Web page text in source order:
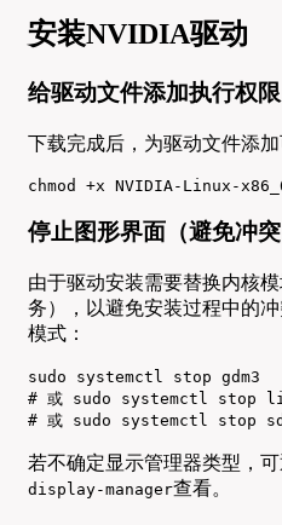
安装NVIDIA驱动
给驱动文件添加执行权限
下载完成后，为驱动文件添加
chmod +x NVIDIA-Linux-
停止图形界面（避免冲突
由于驱动安装需要替换内核
务），以避免安装过程中的
模式：
sudo systemctl stop gdm3    #
# 或 sudo systemctl stop
# 或 sudo systemctl stop
若不确定显示管理器类型，
display-manager查看。